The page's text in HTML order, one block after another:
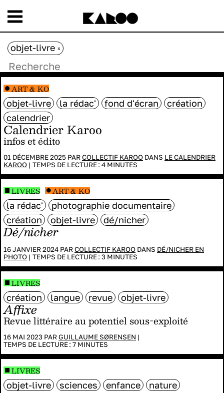
Calendrier Karoo
infos et édito
01 DÉCEMBRE 2025 PARCOLLECTIF KAROO DANS LE CALENDRIER
KAROO | TEMPS DE LECTURE : 4 MINUTES
objet-livre la rédac' fond d'écran
création
calendrier
ART & KO
Dé/nicher
16 JANVIER 2024 PARCOLLECTIF KAROO DANS DÉ/NICHER EN
PHOTO | TEMPS DE LECTURE : 3 MINUTES
la rédac'
photographie documentaire
création
objet-livre dé/nicher
LIVRES ART & KO
Affixe
Revue littéraire au potentiel sous-exploité
16 MAI 2023 PARGUILLAUME SØRENSEN |
TEMPS DE LECTURE : 7 MINUTES
création langue revue objet-livre
LIVRES
objet-livre sciences enfance
nature
LIVRES
objet-livre x